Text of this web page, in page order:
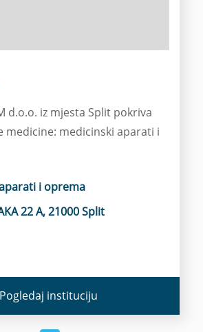
d.o.o. iz mjesta Split pokriva
medicine: medicinski aparati i
i oprema
22 A, 21000 Split
Pogledaj instituciju